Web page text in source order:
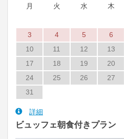
月
火 水 木
3
4 5 6
10
11 12 13
17
18 19 20
24
25 26 27
31
詳細
ビュッフェ朝食付きプラン